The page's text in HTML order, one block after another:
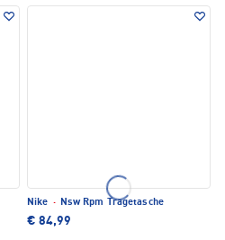
Nike · Nsw Rpm Tragetasche
€ 84,99